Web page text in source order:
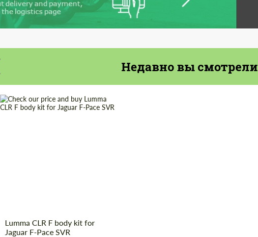
Недавно вы смотрели
Lumma CLR F body kit for
Jaguar F-Pace SVR
Cогласиться на обработку
персональных данных
Cогласиться на обработку
персональных данных